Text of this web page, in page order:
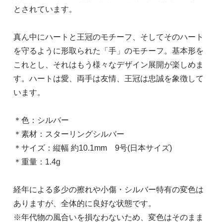
とされています。
真ん中にハートと王冠のモチーフ、そしてそのハート
を守るように形取られた「手」のモチーフ。基本形を
これとし、それはもう様々なデザイン展開が楽しめま
す。ハートは愛、両手は友情、王冠は忠誠を象徴して
います。
＊色：シルバー
＊素材：スターリングシルバー
＊サイズ：縦幅 約10.1mm 9号(日本サイズ)
＊重量：1.4g
経年による多少の擦れや小傷・シルバー特有の変色は
ありますが、全体的に良好な状態です。
※年代物の風合いを損なわないため、変色はそのまま